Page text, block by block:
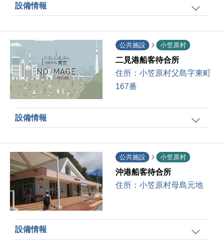
設備情報
公共施設 小笠原村
二見港船客待合所
住所： 小笠原村父島字東町
167番
設備情報
公共施設 小笠原村
沖港船客待合所
住所： 小笠原村母島元地
設備情報